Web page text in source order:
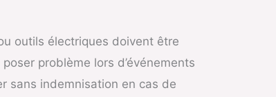
outils électriques doivent être
problème lors d’événements
sans indemnisation en cas de